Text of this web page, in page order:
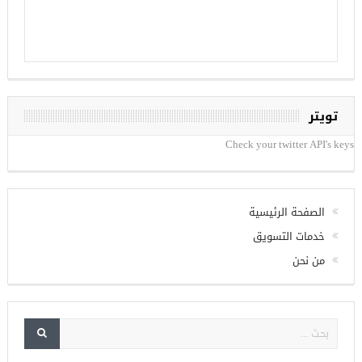
تويتر
Check your twitter API's keys
الصفحة الرئيسية
خدمات التسويق
من نحن